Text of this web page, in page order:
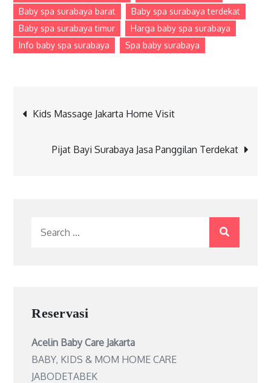
Baby spa surabaya barat
Baby spa surabaya terdekat
Baby spa surabaya timur
Harga baby spa surabaya
Info baby spa surabaya
Spa baby surabaya
Post
navigation
Kids Massage Jakarta Home Visit
Pijat Bayi Surabaya Jasa Panggilan Terdekat
Reservasi
Acelin Baby Care Jakarta
BABY, KIDS & MOM HOME CARE
JABODETABEK